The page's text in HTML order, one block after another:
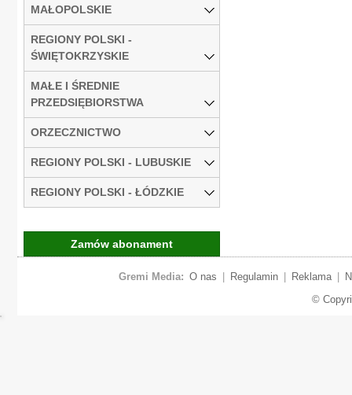
MAŁOPOLSKIE
REGIONY POLSKI -
ŚWIĘTOKRZYSKIE
MAŁE I ŚREDNIE
PRZEDSIĘBIORSTWA
ORZECZNICTWO
REGIONY POLSKI - LUBUSKIE
REGIONY POLSKI - ŁÓDZKIE
Zamów abonament
Gremi Media: O nas Regulamin Reklama
©